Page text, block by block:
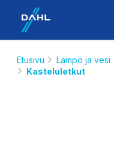
Etusivu Lämpö ja vesi
Kasteluletkut